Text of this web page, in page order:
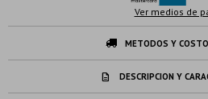
Ver medios de
METODOS Y
DESCRIPCION Y